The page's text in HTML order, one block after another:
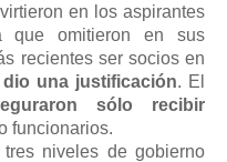
en los aspirantes
que omitieron en sus
recientes ser socios en
una justificación. El
sólo recibir
funcionarios.
niveles de gobierno